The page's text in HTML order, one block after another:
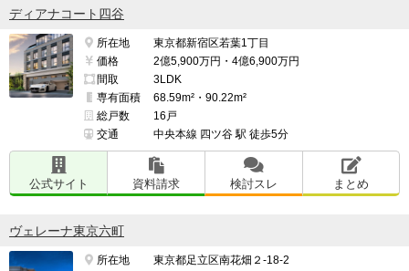
ディアナコート四谷
所在地
東京都新宿区若葉1丁目
価格
2億5,900万円・4億6,900万円
間取
3LDK
専有面積
68.59m²・90.22m²
総戸数
16戸
交通
中央本線 四ツ谷 駅 徒歩5分
公式サイト 資料請求 検討スレ まとめ
ヴェレーナ東京六町
所在地
東京都足立区南花畑２-18-2